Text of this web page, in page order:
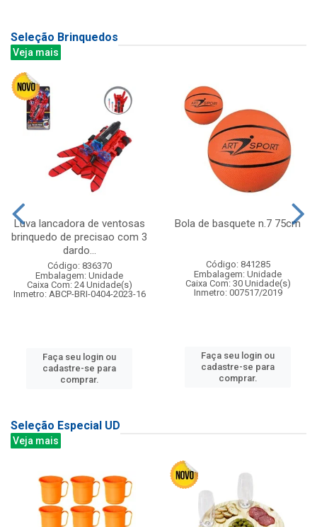
Seleção Brinquedos
Veja mais
Luva lancadora de ventosas
brinquedo de precisao com 3
dardo...
Código: 836370
Embalagem: Unidade
Caixa Com: 24 Unidade(s)
Inmetro: ABCP-BRI-0404-2023-16
Faça seu login ou
cadastre-se para
comprar.
Bola de basquete n.7 75cm
Código: 841285
Embalagem: Unidade
Caixa Com: 30 Unidade(s)
Inmetro: 007517/2019
Faça seu login ou
cadastre-se para
comprar.
Seleção Especial UD
Veja mais